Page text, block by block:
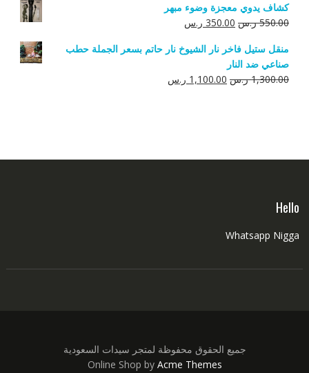
هو:
680.00 ر.س.
هو:
500.00 ر.س.
كشاف يدوي معجزة وضوء مبهر
550.00 ر.س السعر
هو:
550.00 ر.س.
350.00 ر.سالسعر
هو:
منقل ستيل فاخر نار الشيوخ نار حاتم بسعر الجملة حطب
صناعي ضد النار
1,300.00 ر.س السعر
1,100.00 ر.سالسعر
Hello
Whatsapp Nigga
جميع الحقوق محفوظة لمتجر سيدات السعودية
Online Shop by Acme Themes